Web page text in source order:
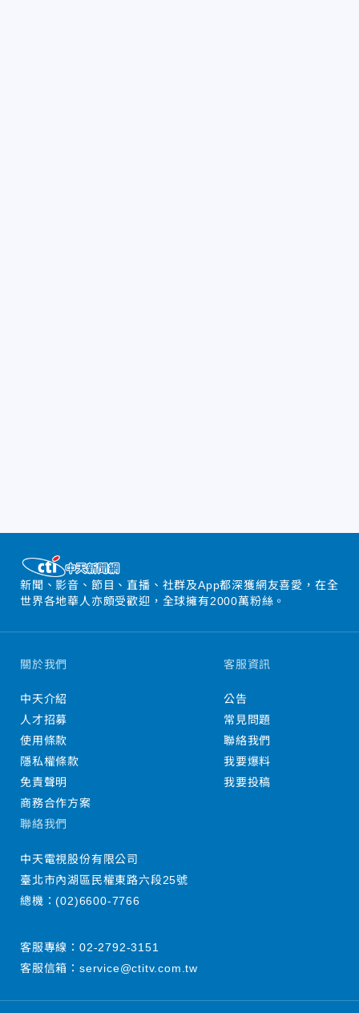
新聞、影音、節目、直播、社群及App都深獲網友喜愛，在全
世界各地華人亦頗受歡迎，全球擁有2000萬粉絲。
關於我們
中天介紹
人才招募
使用條款
隱私權條款
免責聲明
商務合作方案
客服資訊
公告
常見問題
聯絡我們
我要爆料
我要投稿
聯絡我們
中天電視股份有限公司
臺北市內湖區民權東路六段25號
總機：(02)6600-7766
客服專線： 02-2792-3151
客服信箱： service@ctitv.com.tw